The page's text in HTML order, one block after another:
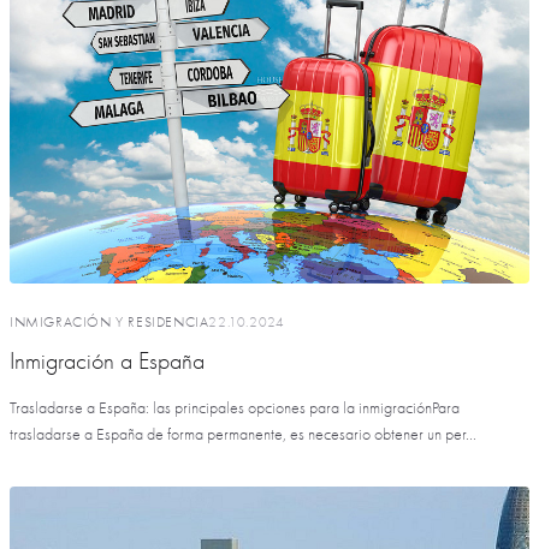
INMIGRACIÓN Y RESIDENCIA22.10.2024
Inmigración a España
Trasladarse a España: las principales opciones para la inmigraciónPara
trasladarse a España de forma permanente, es necesario obtener un per...